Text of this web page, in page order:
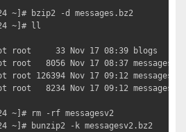
~]# bzip2 -d messages.bz2
~]# ll
root     33 Nov 17 08:39 blogs
8056 Nov 17 08:37 messages
126394 Nov 17 09:12 messagesv2
8234 Nov 17 09:12
~]# rm -rf messagesv2
~]# bunzip2 -k messagesv2.bz2